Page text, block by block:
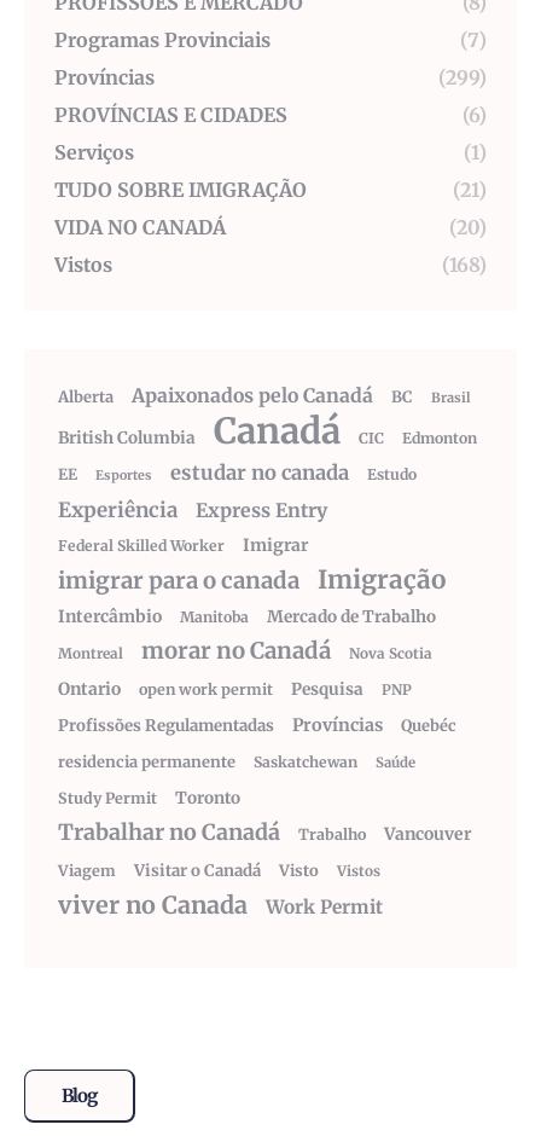
Programas Provinciais
(7)
Províncias
(299)
PROVÍNCIAS E CIDADES
(6)
Serviços
(1)
TUDO SOBRE IMIGRAÇÃO
(21)
VIDA NO CANADÁ
(20)
Vistos
(168)
Alberta Apaixonados pelo Canadá BC Brasil
British Columbia Canadá CIC
Edmonton
EE
Esportes estudar no canada Estudo
Experiência Express Entry
Federal Skilled Worker Imigrar
imigrar para o canada Imigração
Intercâmbio Manitoba Mercado de Trabalho
Montreal morar no Canadá Nova Scotia
Ontario open work permit Pesquisa PNP
Profissões Regulamentadas Províncias
Quebéc
residencia permanente
Saskatchewan Saúde
Study Permit Toronto
Trabalhar no Canadá Trabalho Vancouver
Viagem Visitar o Canadá Visto Vistos
viver no Canada Work Permit
Blog